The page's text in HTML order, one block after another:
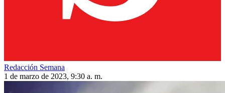
Redacción Semana
1 de marzo de 2023, 9:30 a. m.